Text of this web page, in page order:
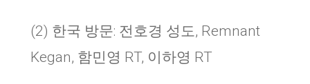
(2) 한국 방문: 전호경 성도, Remnant
Kegan, 함민영 RT, 이하영 RT